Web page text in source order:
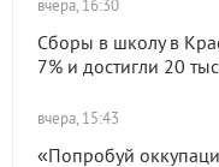
вчера, 16:30
Сборы в школу в
7% и достигли 20
вчера, 15:43
«Попробуй